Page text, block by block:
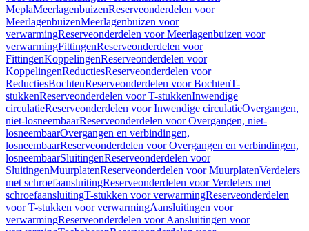
MeplaMeerlagenbuizenReserveonderdelen voor
MeerlagenbuizenMeerlagenbuizen voor
verwarmingReserveonderdelen voor Meerlagenbuizen voor
verwarmingFittingenReserveonderdelen voor
FittingenKoppelingenReserveonderdelen voor
KoppelingenReductiesReserveonderdelen voor
ReductiesBochtenReserveonderdelen voor BochtenT-
stukkenReserveonderdelen voor T-stukkenInwendige
circulatieReserveonderdelen voor Inwendige circulatieOvergangen,
niet-losneembaarReserveonderdelen voor Overgangen, niet-
losneembaarOvergangen en verbindingen,
losneembaarReserveonderdelen voor Overgangen en verbindingen,
losneembaarSluitingenReserveonderdelen voor
SluitingenMuurplatenReserveonderdelen voor MuurplatenVerdelers
met schroefaansluitingReserveonderdelen voor Verdelers met
schroefaansluitingT-stukken voor verwarmingReserveonderdelen
voor T-stukken voor verwarmingAansluitingen voor
verwarmingReserveonderdelen voor Aansluitingen voor